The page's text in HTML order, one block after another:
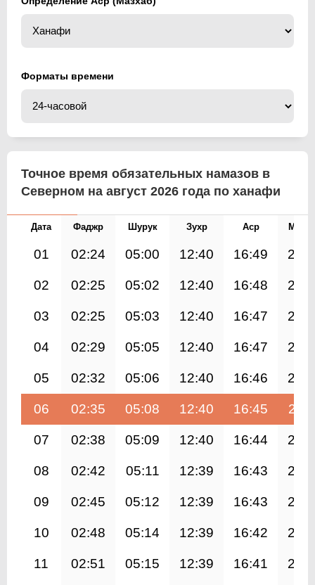
Форматы времени
Точное время обязательных намазов в
Северном на август 2026 года по ханафи
Дата Фаджр Шурук Зухр Аср
01 02:24 05:00 12:40 16:49
02 02:25 05:02 12:40 16:48
03 02:25 05:03 12:40 16:47
04 02:29 05:05 12:40 16:47
05 02:32 05:06 12:40 16:46
06 02:35 05:08 12:40 16:45
07 02:38 05:09 12:40 16:44
08 02:42 05:11 12:39 16:43
09 02:45 05:12 12:39 16:43
10 02:48 05:14 12:39 16:42
11 02:51 05:15 12:39 16:41